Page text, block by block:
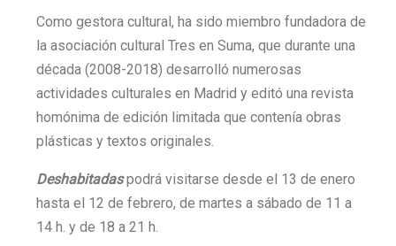
Como gestora cultural, ha sido miembro fundadora de
la asociación cultural Tres en Suma, que durante una
década (2008-2018) desarrolló numerosas
actividades culturales en Madrid y editó una revista
homónima de edición limitada que contenía obras
plásticas y textos originales.
Deshabitadas podrá visitarse desde el 13 de enero
hasta el 12 de febrero, de martes a sábado de 11 a
14 h. y de 18 a 21 h.